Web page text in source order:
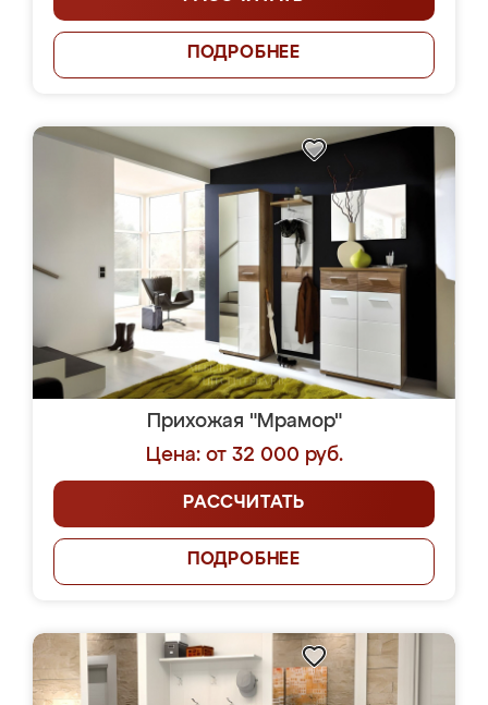
ПОДРОБНЕЕ
Прихожая "Мрамор"
Цена: от 32 000 руб.
РАССЧИТАТЬ
ПОДРОБНЕЕ